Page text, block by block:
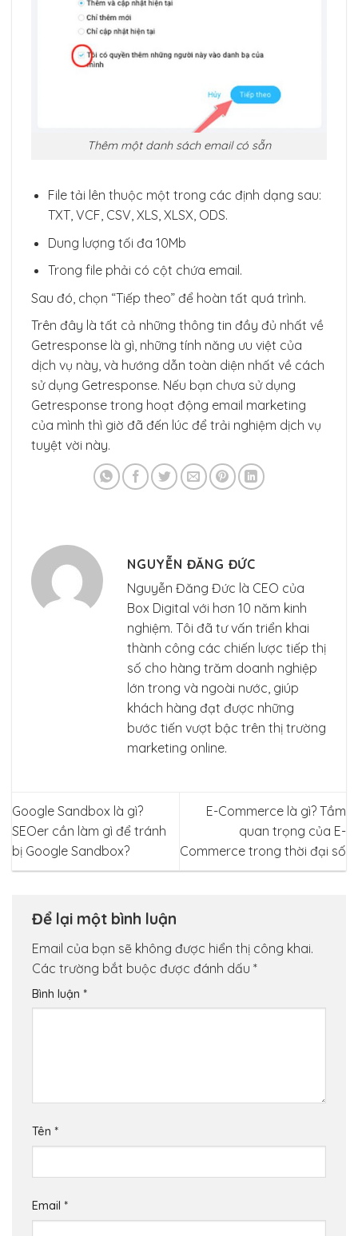
Thêm một danh sách email có sẵn
File tải lên thuộc một trong các định dạng sau:
TXT, VCF, CSV, XLS, XLSX, ODS.
Dung lượng tối đa 10Mb
Trong file phải có cột chứa email.
Sau đó, chọn “Tiếp theo” để hoàn tất quá trình.
Trên đây là tất cả những thông tin đầy đủ nhất về
Getresponse là gì, những tính năng ưu việt của
dịch vụ này, và hướng dẫn toàn diện nhất về cách
sử dụng Getresponse. Nếu bạn chưa sử dụng
Getresponse trong hoạt động email marketing
của mình thì giờ đã đến lúc để trải nghiệm dịch vụ
tuyệt vời này.
NGUYỄN ĐĂNG ĐỨC
Nguyễn Đăng Đức là CEO của
Box Digital với hơn 10 năm kinh
nghiệm. Tôi đã tư vấn triển khai
thành công các chiến lược tiếp thị
số cho hàng trăm doanh nghiệp
lớn trong và ngoài nước, giúp
khách hàng đạt được những
bước tiến vượt bậc trên thị trường
marketing online.
Google Sandbox là gì?
SEOer cần làm gì để tránh
bị Google Sandbox?
E-Commerce là gì? Tầm
quan trọng của E-
Commerce trong thời đại số
Để lại một bình luận
Email của bạn sẽ không được hiển thị công khai.
Các trường bắt buộc được đánh dấu *
Bình luận *
Tên *
Email *